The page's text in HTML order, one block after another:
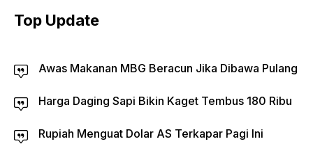
Top Update
Awas Makanan MBG Beracun Jika Dibawa Pulang
Harga Daging Sapi Bikin Kaget Tembus 180 Ribu
Rupiah Menguat Dolar AS Terkapar Pagi Ini